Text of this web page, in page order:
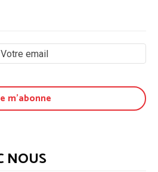
NOUS